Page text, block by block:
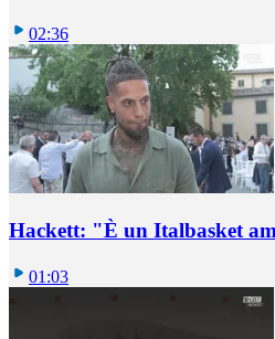
02:36
Hackett: "È un Italbasket
01:03